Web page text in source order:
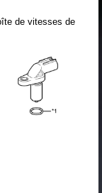
de vitesses de